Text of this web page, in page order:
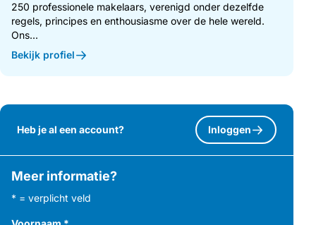
250 professionele makelaars, verenigd onder dezelfde
regels, principes en enthousiasme over de hele wereld.
Ons...
Bekijk profiel
Heb je al een account? Inloggen
Meer informatie?
* = verplicht veld